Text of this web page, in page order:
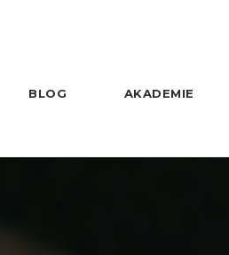
BLOG AKADEMIE